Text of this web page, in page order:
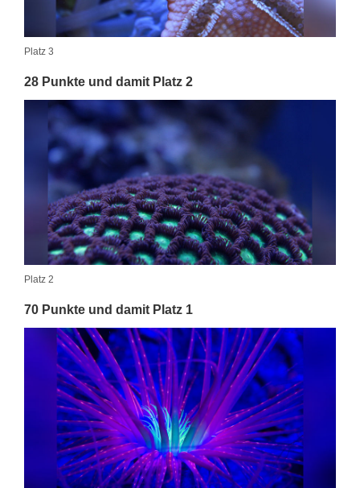
Platz 3
28 Punkte und damit Platz 2
Platz 2
70 Punkte und damit Platz 1